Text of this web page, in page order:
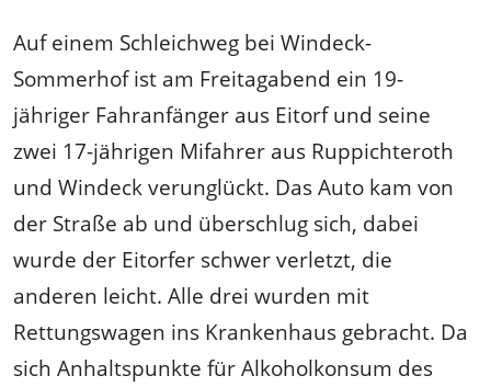
Auf einem Schleichweg bei Windeck-
Sommerhof ist am Freitagabend ein 19-
jähriger Fahranfänger aus Eitorf und seine
zwei 17-jährigen Mifahrer aus Ruppichteroth
und Windeck verunglückt. Das Auto kam von
der Straße ab und überschlug sich, dabei
wurde der Eitorfer schwer verletzt, die
anderen leicht. Alle drei wurden mit
Rettungswagen ins Krankenhaus gebracht. Da
sich Anhaltspunkte für Alkoholkonsum des